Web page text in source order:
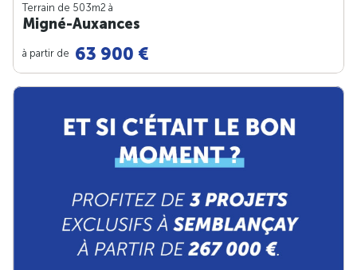
Terrain de 503m2 à
Migné-Auxances
à partir de 63 900 €